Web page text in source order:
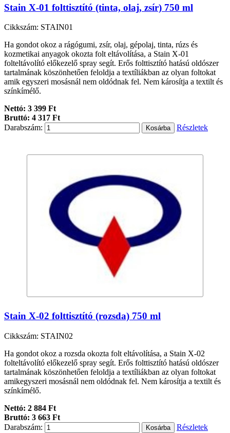
Stain X-01 folttisztító (tinta, olaj, zsír) 750 ml
Cikkszám: STAIN01
Ha gondot okoz a rágógumi, zsír, olaj, gépolaj, tinta, rúzs és
kozmetikai anyagok okozta folt eltávolítása, a Stain X-01
folteltávolító előkezelő spray segít. Erős folttisztító hatású oldószer
tartalmának köszönhetően feloldja a textíliákban az olyan foltokat
amik egyszeri mosásnál nem oldódnak fel. Nem károsítja a textilt és
színkímélő.
Nettó: 3 399 Ft
Bruttó: 4 317 Ft
Darabszám:
Részletek
Stain X-02 folttisztító (rozsda) 750 ml
Cikkszám: STAIN02
Ha gondot okoz a rozsda okozta folt eltávolítása, a Stain X-02
folteltávolító előkezelő spray segít. Erős folttisztító hatású oldószer
tartalmának köszönhetően feloldja a textíliákban az olyan foltokat
amikegyszeri mosásnál nem oldódnak fel. Nem károsítja a textilt és
színkímélő.
Nettó: 2 884 Ft
Bruttó: 3 663 Ft
Darabszám:
Részletek